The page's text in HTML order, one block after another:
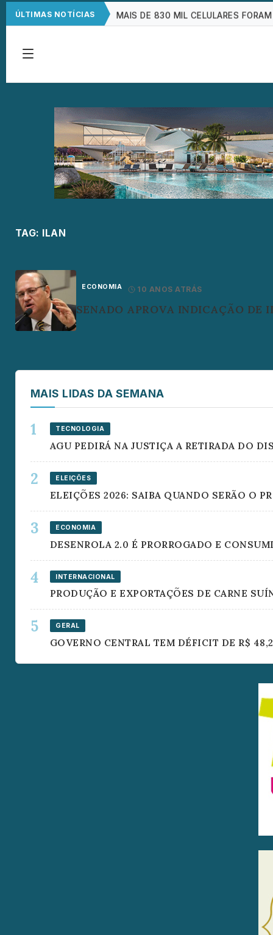
ÚLTIMAS NOTÍCIAS MAIS DE 830 MIL CELULARES
TAG: ILAN
ECONOMIA 10 ANOS ATRÁS
SENADO APROVA INDICAÇÃO DE
MAIS LIDAS DA SEMANA
TECNOLOGIA
AGU PEDIRÁ NA JUSTIÇA A RETIRADA DO
ELEIÇÕES
ELEIÇÕES 2026: SAIBA QUANDO SERÃO O
ECONOMIA
DESENROLA 2.0 É PRORROGADO E
INTERNACIONAL
PRODUÇÃO E EXPORTAÇÕES DE CARNE
GERAL
GOVERNO CENTRAL TEM DÉFICIT DE R$